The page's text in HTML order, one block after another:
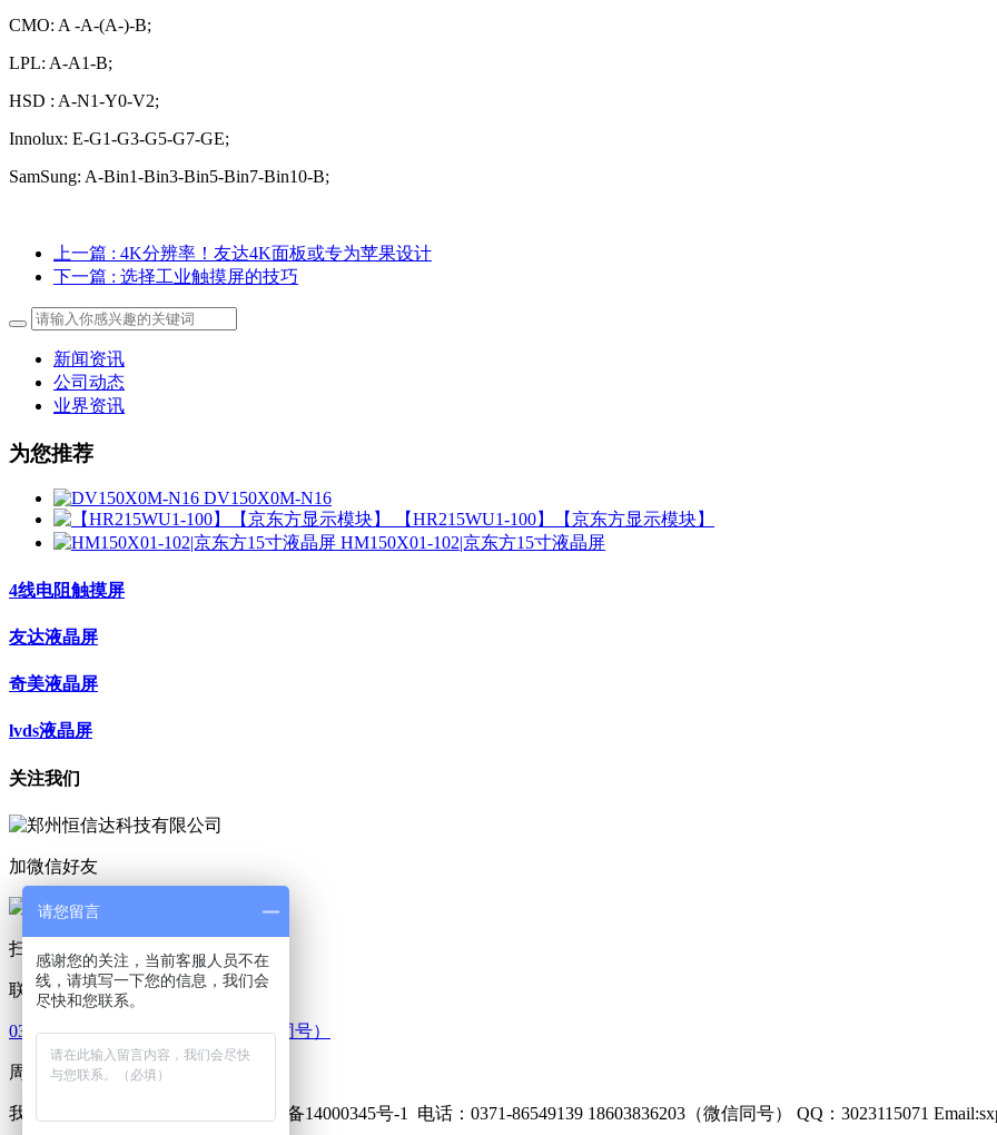
CMO: A -A-(A-)-B;
LPL: A-A1-B;
HSD : A-N1-Y0-V2;
Innolux: E-G1-G3-G5-G7-GE;
SamSung: A-Bin1-Bin3-Bin5-Bin7-Bin10-B;
上一篇 : 4K分辨率！友达4K面板或专为苹果设计
下一篇 : 选择工业触摸屏的技巧
新闻资讯
公司动态
业界资讯
为您推荐
DV150X0M-N16
【HR215WU1-100】【京东方显示模块】
HM150X01-102|京东方15寸液晶屏
4线电阻触摸屏
友达液晶屏
奇美液晶屏
lvds液晶屏
关注我们
加微信好友
扫码咨询
联系我们
0371-86549139 18603836203（微信同号）
周一至周五 09：00-18：00
我的网站 版权所有 2013-2016 豫ICP备14000345号-1 电话：0371-86549139 18603836203（微信同号） QQ：3023115071
请您留言
感谢您的关注，当前客服人员不在
线，请填写一下您的信息，我们会
尽快和您联系。